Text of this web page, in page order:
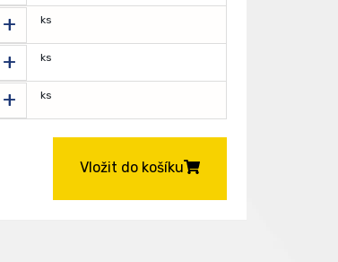
+ ks
+ ks
+ ks
Vložit do košíku